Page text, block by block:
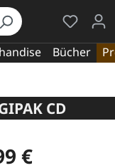
Du hast
Bücher
CD
Preis:
€